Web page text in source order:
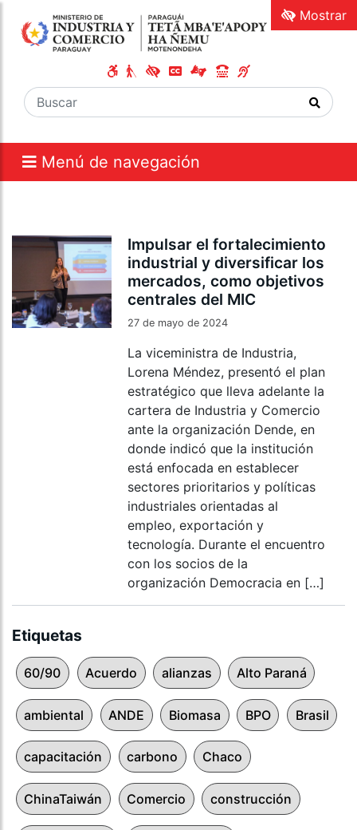
Menú de navegación
Mostrar
Impulsar el fortalecimiento
industrial y diversificar los
mercados, como objetivos
centrales del MIC
27 de mayo de 2024
La viceministra de Industria,
Lorena Méndez, presentó el plan
estratégico que lleva adelante la
cartera de Industria y Comercio
ante la organización Dende, en
donde indicó que la institución
está enfocada en establecer
sectores prioritarios y políticas
industriales orientadas al
empleo, exportación y
tecnología. Durante el encuentro
con los socios de la
organización Democracia en […]
Etiquetas
60/90 Acuerdo alianzas Alto Paraná
ambiental ANDE Biomasa BPO Brasil
capacitación carbono Chaco
ChinaTaiwán Comercio construcción